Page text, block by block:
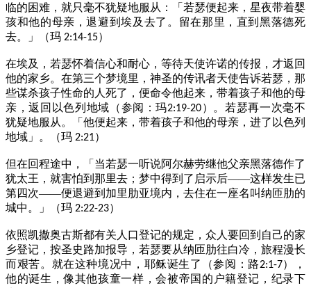
临的困难，就只毫不犹疑地服从：「若瑟便起来，星夜带着婴
孩和他的母亲，退避到埃及去了。留在那里，直到黑落德死
去。」（玛 2:14-15）
在埃及，若瑟怀着信心和耐心，等待天使许诺的传报，才返回
他的家乡。在第三个梦境里，神圣的传讯者天使告诉若瑟，那
些谋杀孩子性命的人死了，便命令他起来，带着孩子和他的母
亲，返回以色列地域（参阅：玛2:19-20）。若瑟再一次毫不
犹疑地服从。「他便起来，带着孩子和他的母亲，进了以色列
地域」。（玛 2:21）
但在回程途中，「当若瑟一听说阿尔赫劳继他父亲黑落德作了
犹太王，就害怕到那里去；梦中得到了启示后——这样发生已
第四次——便退避到加里肋亚境内，去住在一座名叫纳匝肋的
城中。」（玛 2:22-23）
依照凯撒奥古斯都有关人口登记的规定，众人要回到自己的家
乡登记，按圣史路加报导，若瑟要从纳匝肋往白冷，旅程漫长
而艰苦。就在这种境况中，耶稣诞生了（参阅：路2:1-7），
他的诞生，像其他孩童一样，会被帝国的户籍登记，纪录下